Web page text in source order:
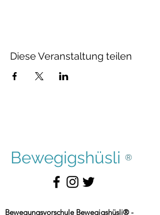
Diese Veranstaltung teilen
Bewegigshüsli ®
Bewegungsvorschule Bewegigshüsli® -